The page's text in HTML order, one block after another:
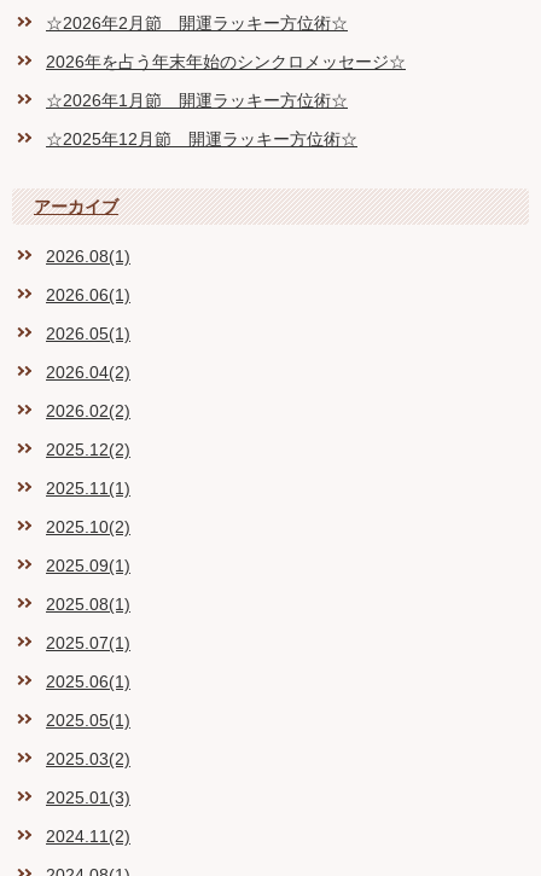
☆2026年2月節 開運ラッキー方位術☆
2026年を占う年末年始のシンクロメッセージ☆
☆2026年1月節 開運ラッキー方位術☆
☆2025年12月節 開運ラッキー方位術☆
アーカイブ
2026.08(1)
2026.06(1)
2026.05(1)
2026.04(2)
2026.02(2)
2025.12(2)
2025.11(1)
2025.10(2)
2025.09(1)
2025.08(1)
2025.07(1)
2025.06(1)
2025.05(1)
2025.03(2)
2025.01(3)
2024.11(2)